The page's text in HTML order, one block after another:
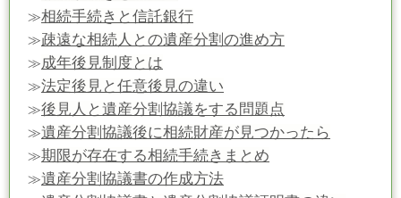
≫相続手続きと信託銀行
≫疎遠な相続人との遺産分割の進め方
≫成年後見制度とは
≫法定後見と任意後見の違い
≫後見人と遺産分割協議をする問題点
≫遺産分割協議後に相続財産が見つかったら
≫期限が存在する相続手続きまとめ
≫遺産分割協議書の作成方法